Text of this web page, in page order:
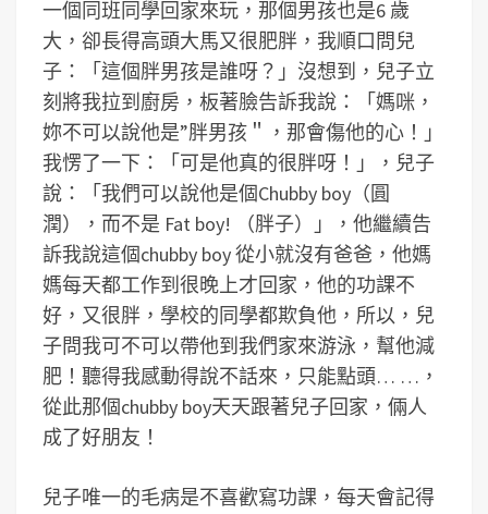
一個同班同學回家來玩，那個男孩也是6 歲
大，卻長得高頭大馬又很肥胖，我順口問兒
子：「這個胖男孩是誰呀？」沒想到，兒子立
刻將我拉到廚房，板著臉告訴我說：「媽咪，
妳不可以說他是”胖男孩＂，那會傷他的心！」
我愣了一下：「可是他真的很胖呀！」，兒子
說：「我們可以說他是個Chubby boy（圓
潤），而不是 Fat boy! （胖子）」，他繼續告
訴我說這個chubby boy 從小就沒有爸爸，他媽
媽每天都工作到很晚上才回家，他的功課不
好，又很胖，學校的同學都欺負他，所以，兒
子問我可不可以帶他到我們家來游泳，幫他減
肥！聽得我感動得說不話來，只能點頭… …，
從此那個chubby boy天天跟著兒子回家，倆人
成了好朋友！
兒子唯一的毛病是不喜歡寫功課，每天會記得